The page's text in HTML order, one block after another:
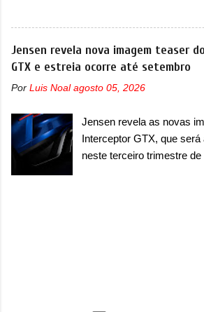
característico da
imagens, a marca já
um carro muito exclusivo.
apenas sete unidades
equipado com um motor
capaz de desenvolver
separou a performance
de outubro de 2025 que
da Strada no Brasil. O
unidades com ano/modelo
compacta e envolve
afetadas precisam retornar
airbag do motorista, que
substituído porque pode
forma errada. O serviço
Em comunicado, a Fiat
Jensen revela nova imagem teaser
GTX e estreia ocorre até setembro
Por Luis Noal agosto 05, 2026
Jensen revela as novas
Interceptor GTX, que será
neste terceiro trimestre de
International Automotive